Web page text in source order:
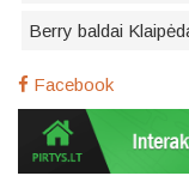
Berry baldai
Facebook